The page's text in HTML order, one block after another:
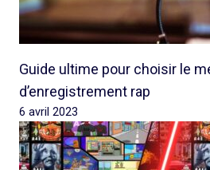
Guide ultime pour choisir le
d’enregistrement rap
6 avril 2023